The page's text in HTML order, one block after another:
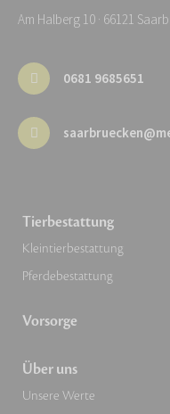
Am Halberg 10 · 66121
0681 9685651
Tierbestattung
Kleintierbestattung
Pferdebestattung
Vorsorge
Über uns
Unsere Werte